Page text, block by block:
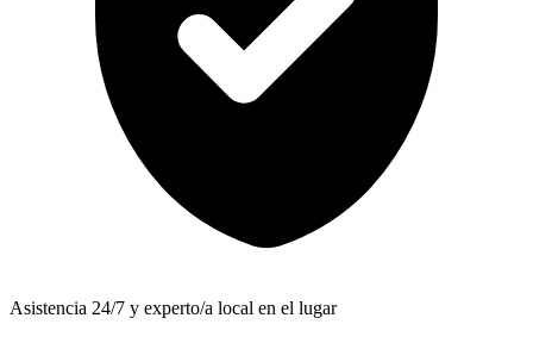
Asistencia 24/7 y experto/a local en el lugar